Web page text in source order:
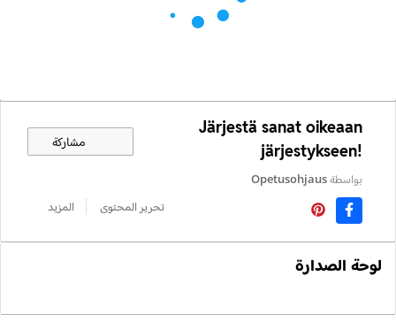
Järjestä sanat oikeaan
järjestykseen!
مشاركة
بواسطةOpetusohjaus
تحرير المحتوى
المزيد
لوحة الصدارة